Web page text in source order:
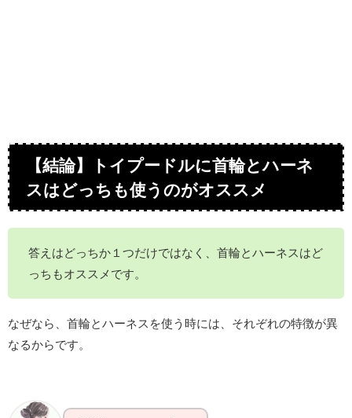
【結論】トイプードルに首輪とハーネ
スはどっちも使うのがオススメ
答えはどっちか１つだけではなく、首輪とハーネスはど
っちもオススメです。
なぜなら、首輪とハーネスを使う時には、それぞれの特徴が異
なるからです。